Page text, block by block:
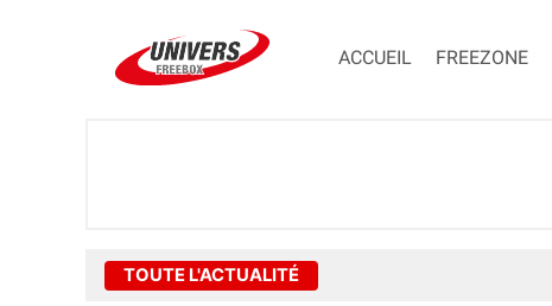
ACCUEIL FREEZONE
TOUTE L'ACTUALITÉ